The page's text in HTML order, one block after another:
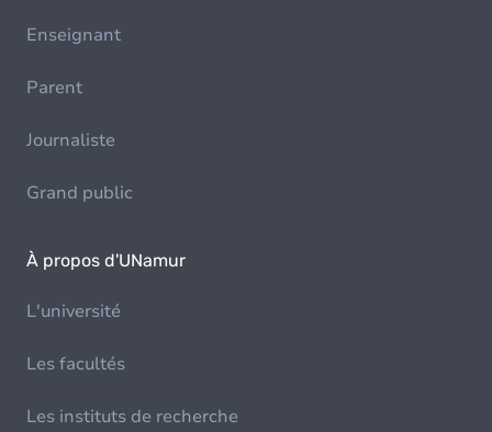
Enseignant
Parent
Journaliste
Grand public
À propos d'UNamur
L'université
Les facultés
Les instituts de recherche